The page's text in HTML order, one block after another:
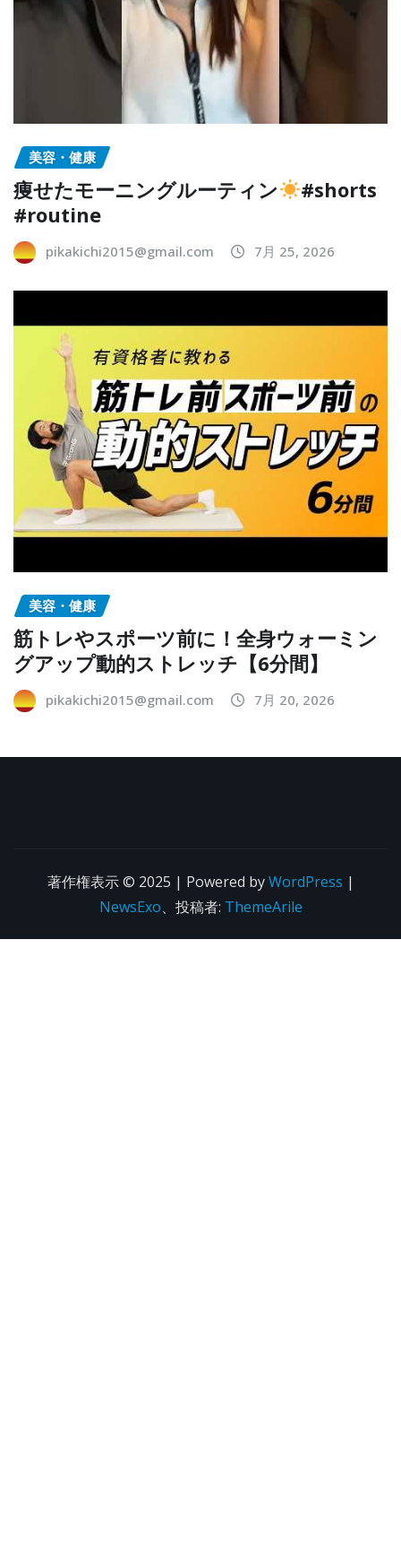
美容・健康
痩せたモーニングルーティン
#shorts
#routine
pikakichi2015@gmail.com 7月 25, 2026
美容・健康
筋トレやスポーツ前に！全身ウォーミン
グアップ動的ストレッチ【6分間】
pikakichi2015@gmail.com 7月 20, 2026
著作権表示 © 2025 | Powered byWordPress |
NewsExo、投稿者: ThemeArile